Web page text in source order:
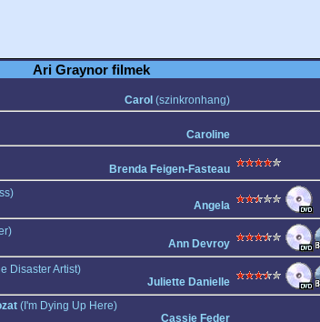
Ari Graynor filmek
Carol (szinkronhang)
Caroline
Brenda Feigen-Fasteau
Angela
Ann Devroy
Disaster Artist)
Juliette Danielle
(I'm Dying Up Here)
Cassie Feder